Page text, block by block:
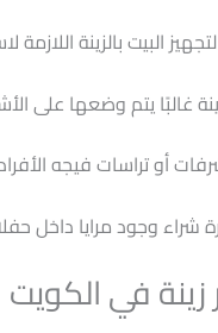
لتجهيز البيت بالزينة
غالبًا يتم وضعها على
أو تراسات فيجه
شراء وجود مرايا داخل
زينة في الكويت